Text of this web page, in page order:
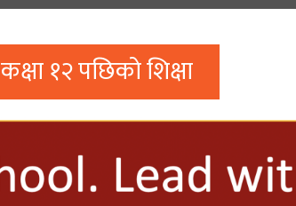
कक्षा १२ पछिको शिक्षा